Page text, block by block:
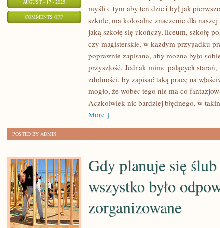
AUGUST - 17 - 2025
COMMENTS OFFON
ZNACZENIE
NASZEJ
PRZYSZŁOŚCI
myśli o tym aby ten dzień był jak
szkole, ma kolosalne znaczenie dla
jaką szkołę się ukończy, liceum, szkołę
czy magisterskie, w każdym przypadku
poprawnie zapisana, aby można było
przyszłość. Jednak mimo palących
zdolności, by zapisać taką pracę na
mogło, że wobec tego nie ma co
Aczkolwiek nic bardziej błędnego, w
More ]
POSTED BY ADMIN
Gdy planuje się
wszystko było
zorganizowane